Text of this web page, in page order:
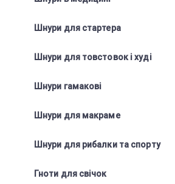
Шнури для стартера
Шнури для товстовок і худі
Шнури гамакові
Шнури для макраме
Шнури для рибалки та спорту
Гноти для свічок